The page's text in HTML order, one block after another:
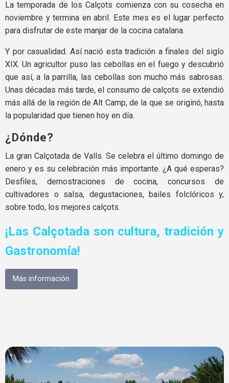
La temporada de los Calçots comienza con su cosecha en
noviembre y termina en abril. Este mes es el lugar perfecto
para disfrutar de este manjar de la cocina catalana.
Y por casualidad. Así nació esta tradición a finales del siglo
XIX. Un agricultor puso las cebollas en el fuego y descubrió
que así, a la parrilla, las cebollas son mucho más sabrosas.
Unas décadas más tarde, el consumo de calçots se extendió
más allá de la región de Alt Camp, de la que se originó, hasta
la popularidad que tienen hoy en día.
¿Dónde?
La gran Calçotada de Valls. Se celebra el último domingo de
enero y es su celebración más importante. ¿A qué esperas?
Desfiles, demostraciones de cocina, concursos de
cultivadores o salsa, degustaciones, bailes folclóricos y,
sobre todo, los mejores calçots.
¡Las Calçotada son cultura, tradición y
Gastronomía!
Más información